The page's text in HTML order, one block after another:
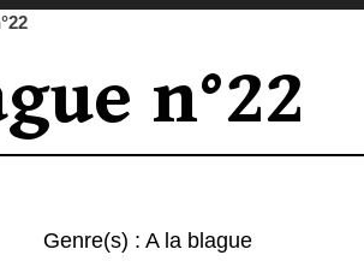
n°22
Genre(s) : A la blague